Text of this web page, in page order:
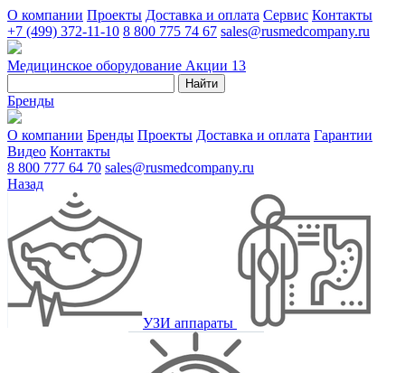
О компании Проекты Доставка и оплата Сервис Контакты
+7 (499) 372-11-10 8 800 775 74 67 sales@rusmedcompany.ru
Медицинское оборудование Акции 13
Найти
Бренды
О компании Бренды Проекты Доставка и оплата Гарантии
Видео Контакты
8 800 777 64 70 sales@rusmedcompany.ru
Назад
УЗИ аппараты